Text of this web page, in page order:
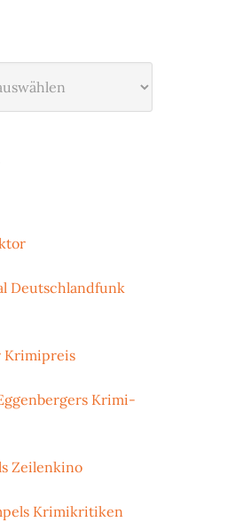
Deutschlandfunk
Krimipreis
Krimi-
Zeilenkino
Krimikritiken